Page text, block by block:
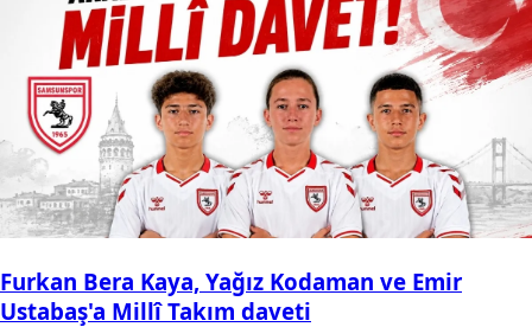
Furkan Bera Kaya, Yağız Kodaman ve Emir
Ustabaş'a Millî Takım daveti